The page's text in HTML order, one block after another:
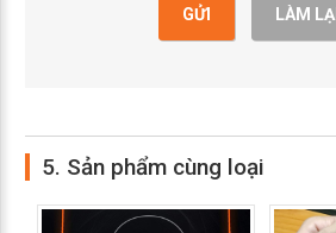
GỬI LÀM LẠI
5. Sản phẩm cùng loại